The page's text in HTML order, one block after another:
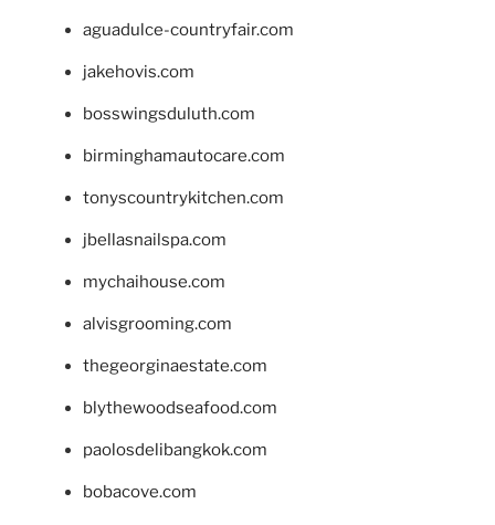
aguadulce-countryfair.com
jakehovis.com
bosswingsduluth.com
birminghamautocare.com
tonyscountrykitchen.com
jbellasnailspa.com
mychaihouse.com
alvisgrooming.com
thegeorginaestate.com
blythewoodseafood.com
paolosdelibangkok.com
bobacove.com